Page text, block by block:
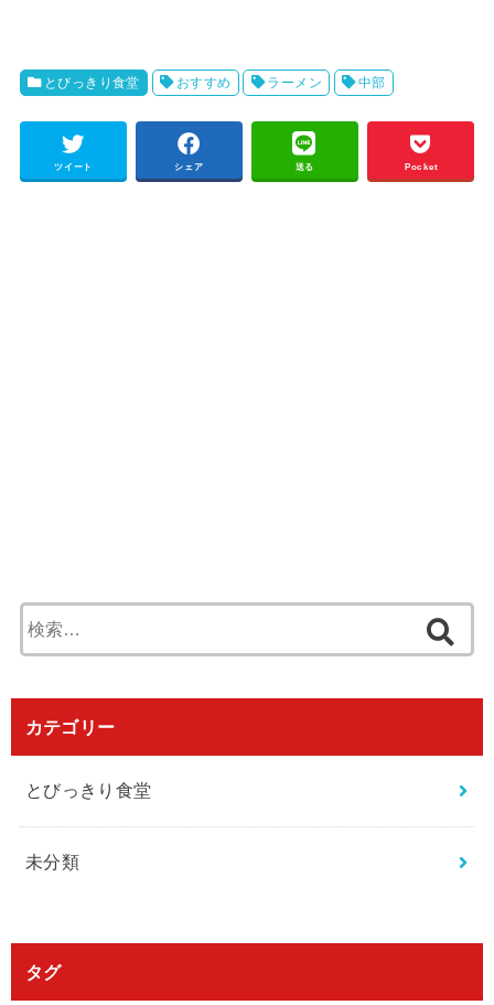
とびっきり食堂 おすすめ ラーメン 中部
ツイート シェア 送る Pocket
索
カテゴリー
とびっきり食堂
未分類
タグ